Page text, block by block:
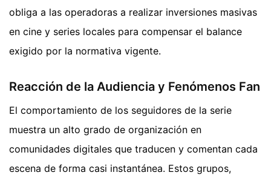
obliga a las operadoras a realizar inversiones masivas
en cine y series locales para compensar el balance
exigido por la normativa vigente.
Reacción de la Audiencia y Fenómenos Fan
El comportamiento de los seguidores de la serie
muestra un alto grado de organización en
comunidades digitales que traducen y comentan cada
escena de forma casi instantánea. Estos grupos,